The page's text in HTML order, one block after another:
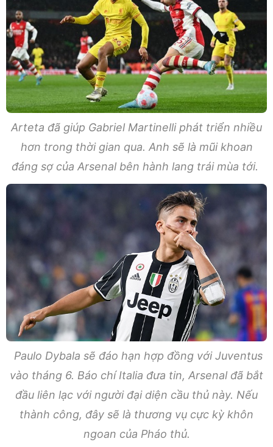
Arteta đã giúp Gabriel Martinelli phát triển nhiều
hơn trong thời gian qua. Anh sẽ là mũi khoan
đáng sợ của Arsenal bên hành lang trái mùa tới.
Paulo Dybala sẽ đáo hạn hợp đồng với Juventus
vào tháng 6. Báo chí Italia đưa tin, Arsenal đã bắt
đầu liên lạc với người đại diện cầu thủ này. Nếu
thành công, đây sẽ là thương vụ cực kỳ khôn
ngoan của Pháo thủ.